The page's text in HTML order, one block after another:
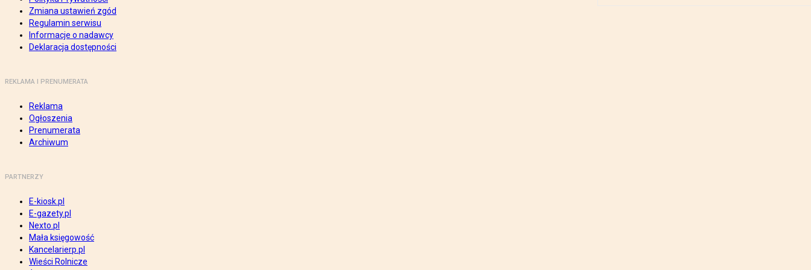
Zmiana ustawień zgód
Regulamin serwisu
Informacje o nadawcy
Deklaracja dostępności
REKLAMA I PRENUMERATA
Reklama
Ogłoszenia
Prenumerata
Archiwum
PARTNERZY
E-kiosk.pl
E-gazety.pl
Nexto.pl
Mała księgowość
Kancelarierp.pl
Wieści Rolnicze